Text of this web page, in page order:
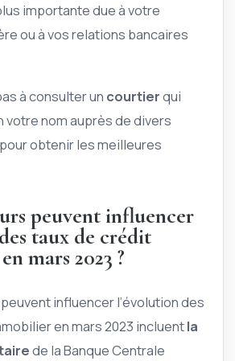
importante due à votre
ou à vos relations bancaires
à consulter un courtierqui
votre nom auprès de divers
obtenir les meilleures
peuvent influencer
taux de crédit
mars 2023 ?
influencer l’évolution des
en mars 2023 incluentla
de la Banque Centrale